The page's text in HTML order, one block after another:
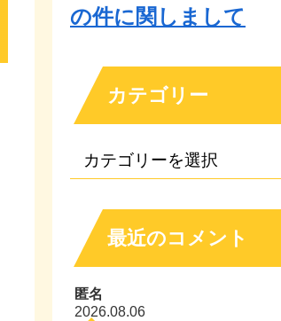
の件に関しまして
カテゴリー
最近のコメント
匿名
2026.08.06